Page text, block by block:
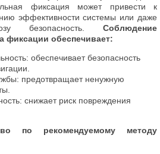
фиксация может привести к
эффективности системы или даже
безопасность. Соблюдение
фиксации обеспечивает:
обеспечивает безопасность
предотвращает ненужную
снижает риск повреждения
по рекомендуемому методу